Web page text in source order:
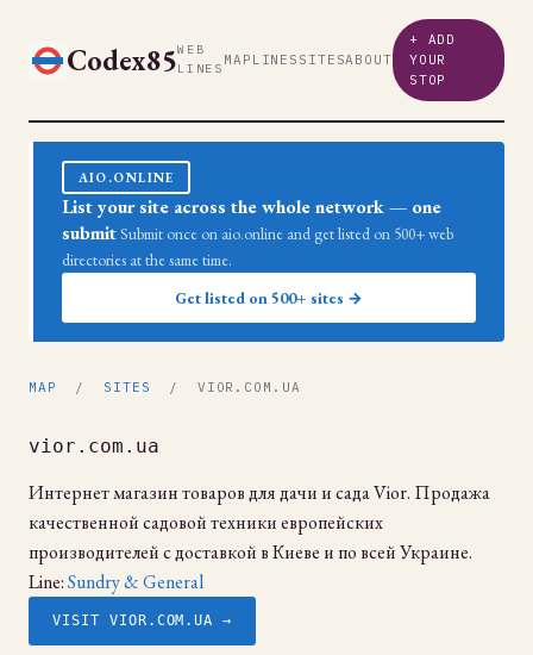
Codex85WEB
LINES MAP LINES SITESABOUT
+ ADD
YOUR
STOP
AIO.ONLINE
List your site across the whole network — one
submit Submit once on aio.online and get listed on 500+ web
directories at the same time.
Get listed on 500+ sites →
MAP / SITES / VIOR.COM.UA
vior.com.ua
Интернет магазин товаров для дачи и сада Vior. Продажа
качественной садовой техники европейских
производителей с доставкой в Киеве и по всей Украине.
Line:Sundry & General
VISIT VIOR.COM.UA →